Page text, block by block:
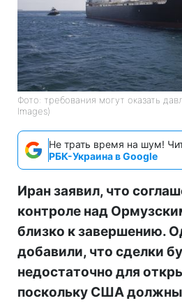
Фото: требования могут оказать
Images)
Не трать время на шум!
РБК-Украина в Google
Иран заявил, что
контроле над
близко к завершению.
добавили, что сделки
недостаточно для
поскольку США должны